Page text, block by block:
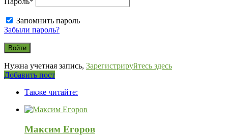
Запомнить пароль
Забыли пароль?
Нужна учетная запись, Зарегистрируйтесь здесь
Боковая
Добавить пост
120x600Также читайте:
Максим Егоров